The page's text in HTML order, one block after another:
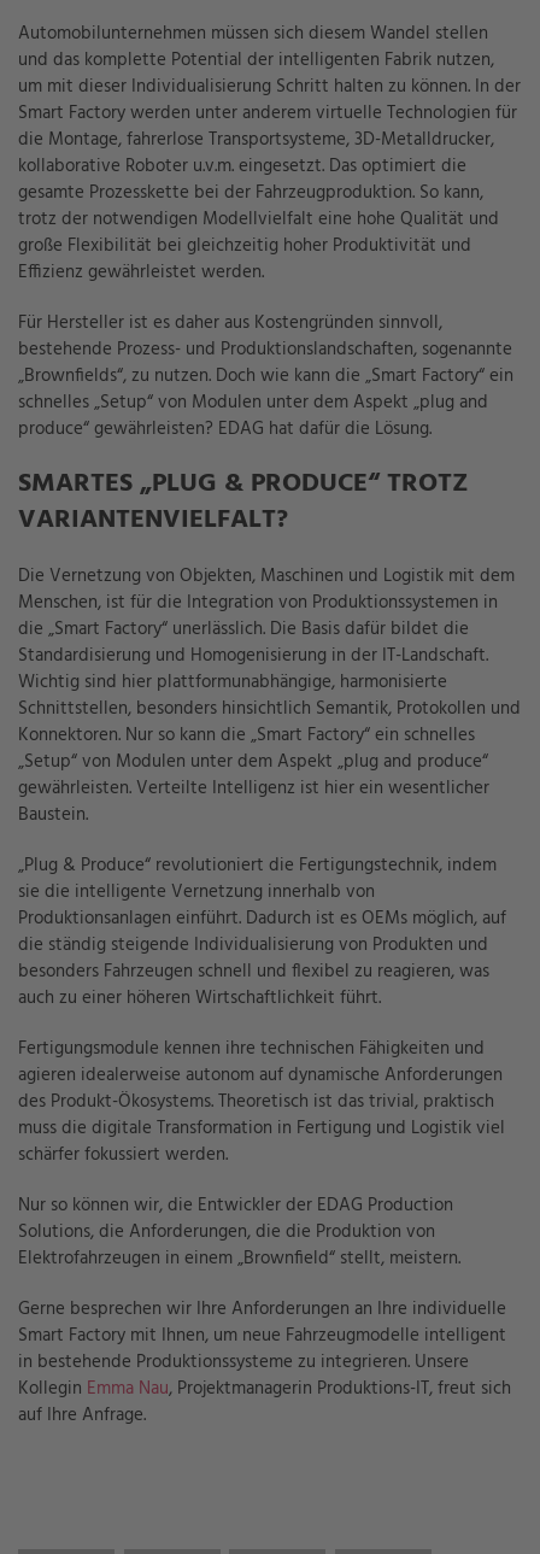
Automobilunternehmen müssen sich diesem Wandel stellen
und das komplette Potential der intelligenten Fabrik nutzen,
um mit dieser Individualisierung Schritt halten zu können. In der
Smart Factory werden unter anderem virtuelle Technologien für
die Montage, fahrerlose Transportsysteme, 3D-Metalldrucker,
kollaborative Roboter u.v.m. eingesetzt. Das optimiert die
gesamte Prozesskette bei der Fahrzeugproduktion. So kann,
trotz der notwendigen Modellvielfalt eine hohe Qualität und
große Flexibilität bei gleichzeitig hoher Produktivität und
Effizienz gewährleistet werden.
Für Hersteller ist es daher aus Kostengründen sinnvoll,
bestehende Prozess- und Produktionslandschaften, sogenannte
„Brownfields“, zu nutzen. Doch wie kann die „Smart Factory“ ein
schnelles „Setup“ von Modulen unter dem Aspekt „plug and
produce“ gewährleisten? EDAG hat dafür die Lösung.
SMARTES „PLUG & PRODUCE“ TROTZ
VARIANTENVIELFALT?
Die Vernetzung von Objekten, Maschinen und Logistik mit dem
Menschen, ist für die Integration von Produktionssystemen in
die „Smart Factory“ unerlässlich. Die Basis dafür bildet die
Standardisierung und Homogenisierung in der IT-Landschaft.
Wichtig sind hier plattformunabhängige, harmonisierte
Schnittstellen, besonders hinsichtlich Semantik, Protokollen und
Konnektoren. Nur so kann die „Smart Factory“ ein schnelles
„Setup“ von Modulen unter dem Aspekt „plug and produce“
gewährleisten. Verteilte Intelligenz ist hier ein wesentlicher
Baustein.
„Plug & Produce“ revolutioniert die Fertigungstechnik, indem
sie die intelligente Vernetzung innerhalb von
Produktionsanlagen einführt. Dadurch ist es OEMs möglich, auf
die ständig steigende Individualisierung von Produkten und
besonders Fahrzeugen schnell und flexibel zu reagieren, was
auch zu einer höheren Wirtschaftlichkeit führt.
Fertigungsmodule kennen ihre technischen Fähigkeiten und
agieren idealerweise autonom auf dynamische Anforderungen
des Produkt-Ökosystems. Theoretisch ist das trivial, praktisch
muss die digitale Transformation in Fertigung und Logistik viel
schärfer fokussiert werden.
Nur so können wir, die Entwickler der EDAG Production
Solutions, die Anforderungen, die die Produktion von
Elektrofahrzeugen in einem „Brownfield“ stellt, meistern.
Gerne besprechen wir Ihre Anforderungen an Ihre individuelle
Smart Factory mit Ihnen, um neue Fahrzeugmodelle intelligent
in bestehende Produktionssysteme zu integrieren. Unsere
Kollegin Emma Nau, Projektmanagerin Produktions-IT, freut sich
auf Ihre Anfrage.